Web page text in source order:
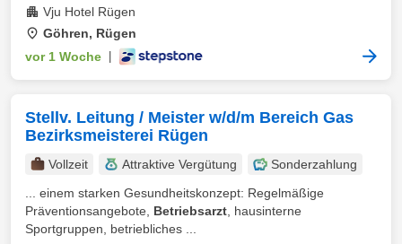
Vju Hotel Rügen
Göhren, Rügen
vor 1 Woche
Stellv. Leitung / Meister w/d/m Bereich Gas
Bezirksmeisterei Rügen
Vollzeit Attraktive Vergütung
Sonderzahlung
... einem starken Gesundheitskonzept: Regelmäßige
Präventionsangebote, Betriebsarzt , hausinterne
Sportgruppen, betriebliches ...